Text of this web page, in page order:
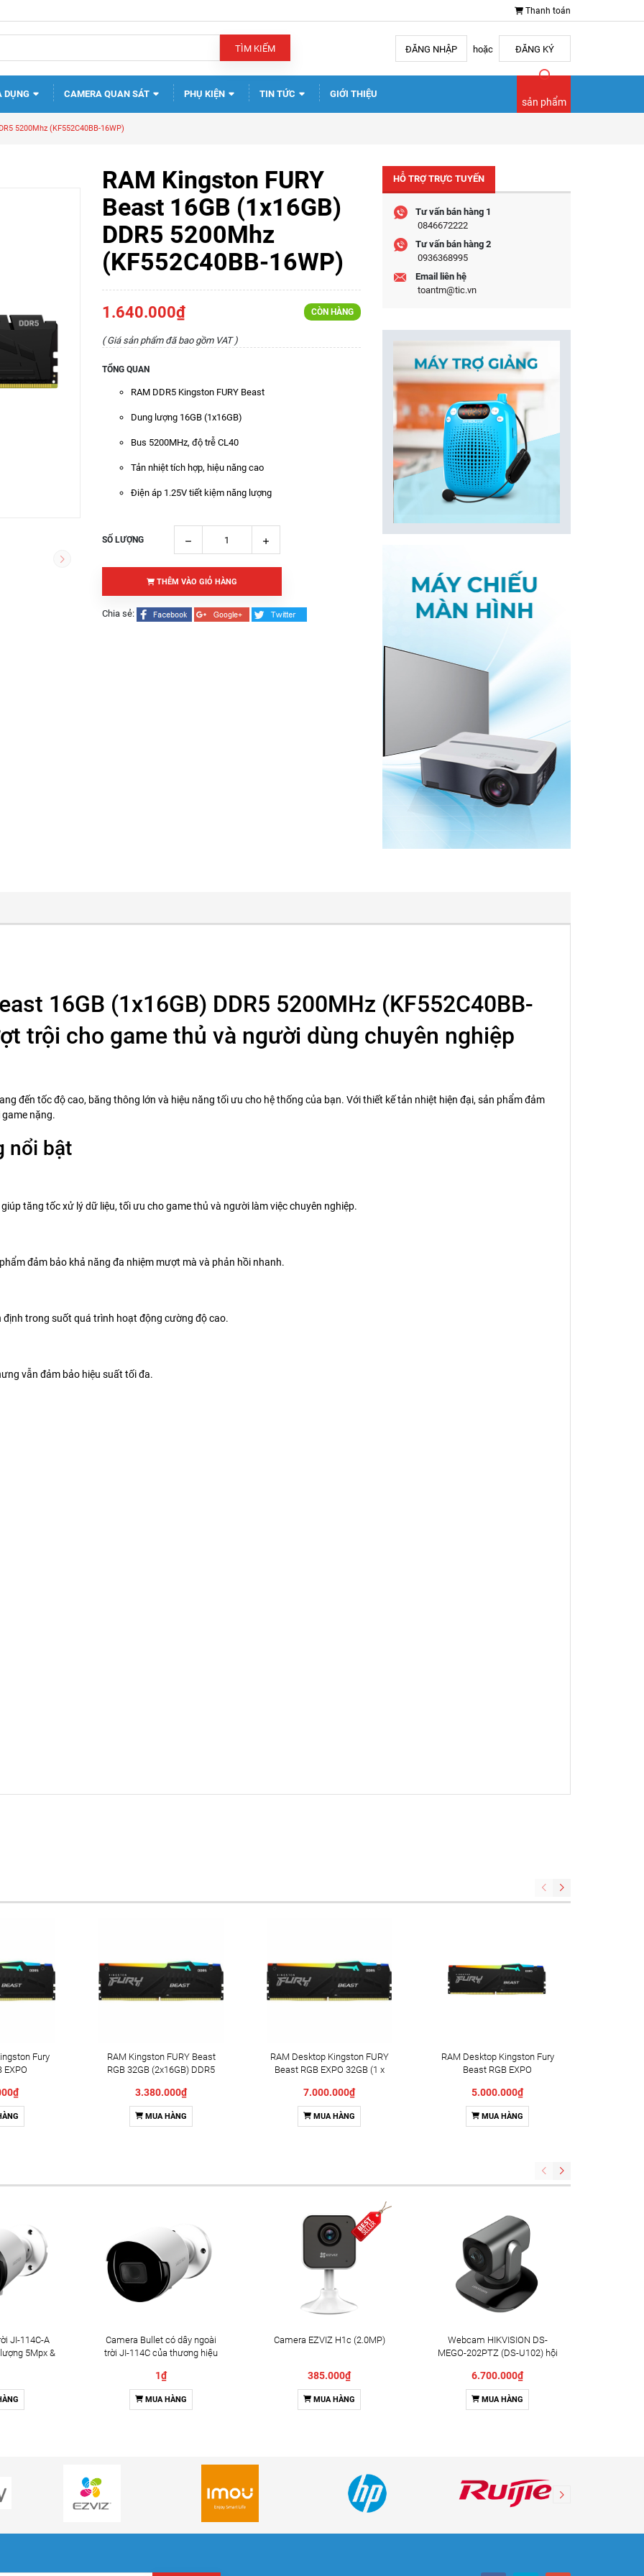
Thanh toán
TÌM KIẾM ĐĂNG NHẬP hoặc ĐĂNG KÝ
DỤNG CAMERA QUAN SÁT PHỤ KIỆN TIN TỨC GIỚI THIỆU
sản phẩm
5200Mhz (KF552C40BB-16WP)
RAM Kingston FURY
Beast 16GB (1x16GB)
DDR5 5200Mhz
(KF552C40BB-16WP)
1.640.000₫ CÒN HÀNG
( Giá sản phẩm đã bao gồm VAT )
TỔNG QUAN
RAM DDR5 Kingston FURY Beast
Dung lượng 16GB (1x16GB)
Bus 5200MHz, độ trễ CL40
Tản nhiệt tích hợp, hiệu năng cao
Điện áp 1.25V tiết kiệm năng lượng
SỐ LƯỢNG
THÊM VÀO GIỎ HÀNG
Chia sẻ:
HỖ TRỢ TRỰC TUYẾN
Tư vấn bán hàng 1
0846672222
Tư vấn bán hàng 2
0936368995
Email liên hệ
toantm@tic.vn
16GB (1x16GB) DDR5 5200MHz (KF552C40BB-
trội cho game thủ và người dùng chuyên nghiệp
đến tốc độ cao, băng thông lớn và hiệu năng tối ưu cho hệ thống của bạn. Với thiết kế tản nhiệt hiện đại, sản phẩm đảm
nặng.
nổi bật
tăng tốc xử lý dữ liệu, tối ưu cho game thủ và người làm việc chuyên nghiệp.
đảm bảo khả năng đa nhiệm mượt mà và phản hồi nhanh.
trong suốt quá trình hoạt động cường độ cao.
vẫn đảm bảo hiệu suất tối đa.
Fury
EXPO
32WP)
DDR5
RAM Kingston FURY Beast
RGB 32GB (2x16GB) DDR5
32) (AMD EXPO+INTEL XMP)
3.380.000₫
MUA HÀNG
RAM Desktop Kingston FURY
Beast RGB EXPO 32GB (1 x
(KF560C36BBE2A-32)
7.000.000₫
MUA HÀNG
RAM Desktop Kingston Fury
Beast RGB EXPO
16/KF560C36BBE2A-16WP)
16GB (1x16GB) DDR5
6000MHz
5.000.000₫
MUA HÀNG
JI-114C-A
5Mpx &
Camera Bullet có dây ngoài
trời JI-114C của thương hiệu
1₫
MUA HÀNG
Camera EZVIZ H1c (2.0MP)
385.000₫
MUA HÀNG
Webcam HIKVISION DS-
MEGO-202PTZ (DS-U102) hội
6.700.000₫
MUA HÀNG